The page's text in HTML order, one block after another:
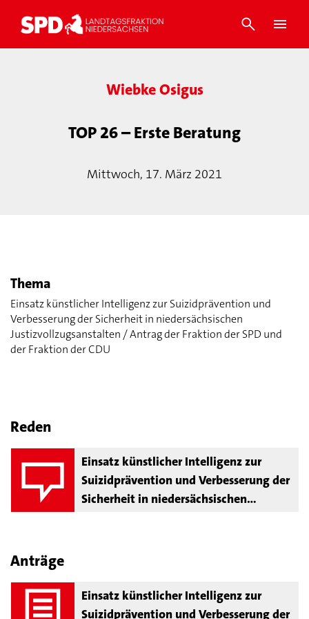
Wiebke Osigus
TOP 26 – Erste Beratung
Mittwoch, 17. März 2021
Thema
Einsatz künstlicher Intelligenz zur Suizidprävention und
Verbesserung der Sicherheit in niedersächsischen
Justizvollzugsanstalten / Antrag der Fraktion der SPD und
der Fraktion der CDU
Reden
Einsatz künstlicher Intelligenz zur
Suizidprävention und Verbesserung der
Sicherheit in niedersächsischen
Anträge
Einsatz künstlicher Intelligenz zur
Suizidprävention und Verbesserung der